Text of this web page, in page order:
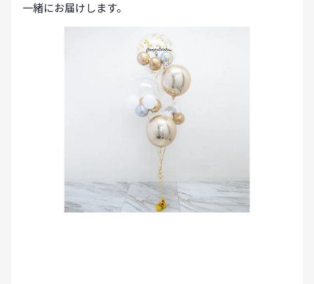
一緒にお届けします。